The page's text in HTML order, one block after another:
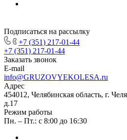
Подписаться на рассылку
+7 (351) 217-01-44
+7 (351) 217-01-44
Заказать звонок
E-mail
info@GRUZOVYEKOLESA.ru
Адрес
454012, Челябинская область, г.
д.17
Режим работы
Пн. – Пт.: с 8:00 до 16:30